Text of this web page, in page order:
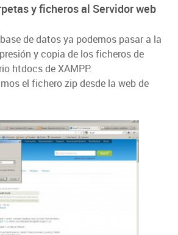
y ficheros al Servidor web
de datos ya podemos pasar a la
y copia de los ficheros de
htdocs de XAMPP.
el fichero zip desde la web de